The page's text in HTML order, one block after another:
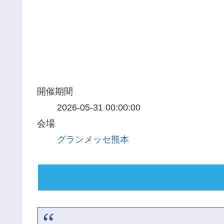
開催期間
2026-05-31 00:00:00
会場
グランメッセ熊本